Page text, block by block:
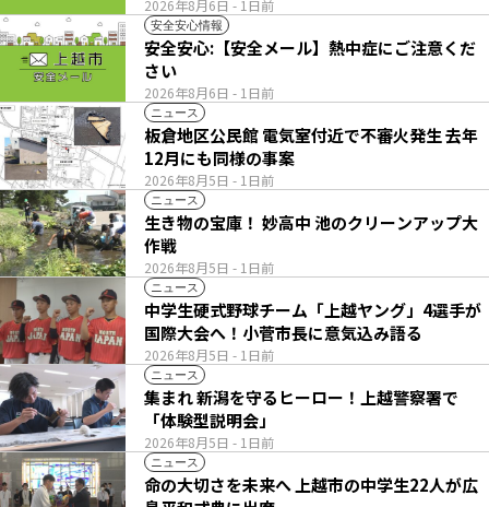
2026年8月6日 - 1日前
安全安心情報
2026年8月6日 - 1日前
安全安心:【安全メール】熱中症にご注意くだ
さい
ニュース
2026年8月5日 - 1日前
板倉地区公民館 電気室付近で不審火発生 去年
12月にも同様の事案
ニュース
2026年8月5日 - 1日前
生き物の宝庫！ 妙高中 池のクリーンアップ大
作戦
ニュース
2026年8月5日 - 1日前
中学生硬式野球チーム「上越ヤング」4選手が
国際大会へ！小菅市長に意気込み語る
ニュース
2026年8月5日 - 1日前
集まれ 新潟を守るヒーロー！上越警察署で
「体験型説明会」
ニュース
命の大切さを未来へ 上越市の中学生22人が広